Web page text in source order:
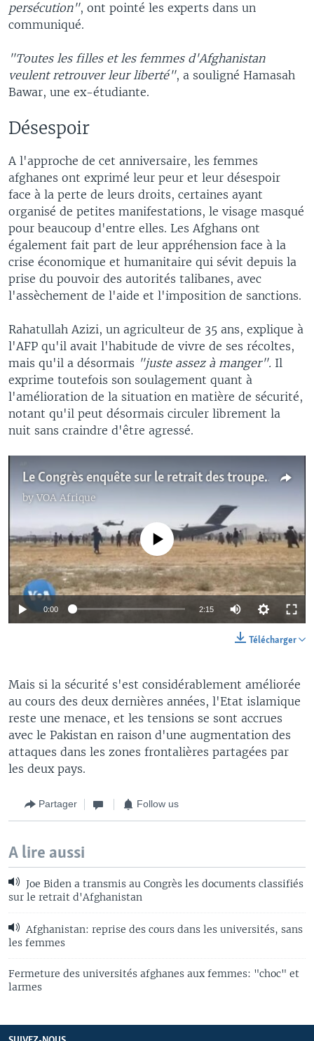
persécution", ont pointé les experts dans un
communiqué.
"Toutes les filles et les femmes d'Afghanistan
veulent retrouver leur liberté", a souligné Hamasah
Bawar, une ex-étudiante.
Désespoir
A l'approche de cet anniversaire, les femmes
afghanes ont exprimé leur peur et leur désespoir
face à la perte de leurs droits, certaines ayant
organisé de petites manifestations, le visage masqué
pour beaucoup d'entre elles. Les Afghans ont
également fait part de leur appréhension face à la
crise économique et humanitaire qui sévit depuis la
prise du pouvoir des autorités talibanes, avec
l'assèchement de l'aide et l'imposition de sanctions.
Rahatullah Azizi, un agriculteur de 35 ans, explique à
l'AFP qu'il avait l'habitude de vivre de ses récoltes,
mais qu'il a désormais "juste assez à manger". Il
exprime toutefois son soulagement quant à
l'amélioration de la situation en matière de sécurité,
notant qu'il peut désormais circuler librement la
nuit sans craindre d'être agressé.
Le Congrès enquête sur le retrait des troupes américaines d'Afghanistan en 2021
byVOA Afrique
No media source currently available
0:00 2:15
Télécharger
Mais si la sécurité s'est considérablement améliorée
au cours des deux dernières années, l'Etat islamique
reste une menace, et les tensions se sont accrues
avec le Pakistan en raison d'une augmentation des
attaques dans les zones frontalières partagées par
les deux pays.
Partager Follow us
A lire aussi
Joe Biden a transmis au Congrès les documents classifiés
sur le retrait d'Afghanistan
Afghanistan: reprise des cours dans les universités, sans
les femmes
Fermeture des universités afghanes aux femmes: "choc" et
larmes